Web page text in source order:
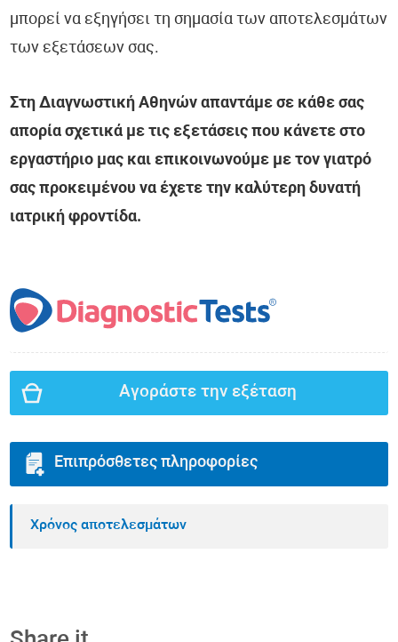
μπορεί να εξηγήσει τη σημασία των αποτελεσμάτων
των εξετάσεων σας.
Στη Διαγνωστική Αθηνών απαντάμε σε κάθε σας
απορία σχετικά με τις εξετάσεις που κάνετε στο
εργαστήριο μας και επικοινωνούμε με τον γιατρό
σας προκειμένου να έχετε την καλύτερη δυνατή
ιατρική φροντίδα.
Αγοράστε την εξέταση
Επιπρόσθετες πληροφορίες
Χρόνος αποτελεσμάτων